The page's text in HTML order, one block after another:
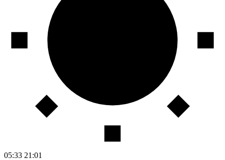
05:33 21:01